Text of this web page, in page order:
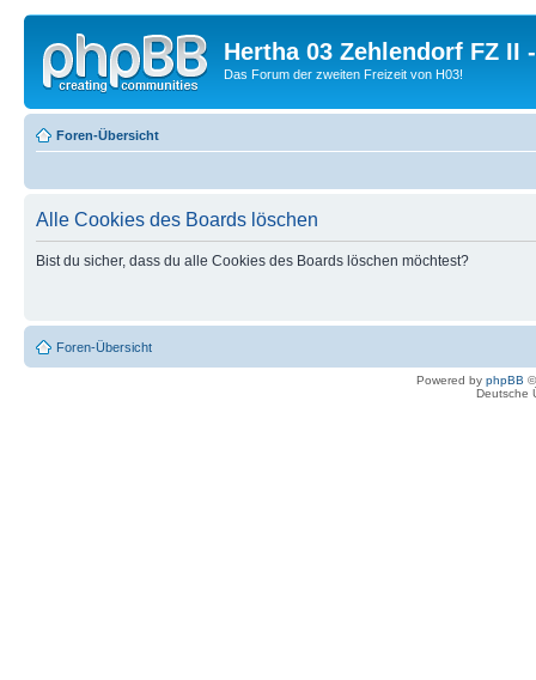
Hertha 03 Zehlendorf FZ II
Das Forum der zweiten Freizeit von H03!
Foren-Übersicht
Alle Cookies des Boards löschen
Bist du sicher, dass du alle Cookies des Boards löschen möchtest?
Foren-Übersicht
Powered by phpBB
Deutsche